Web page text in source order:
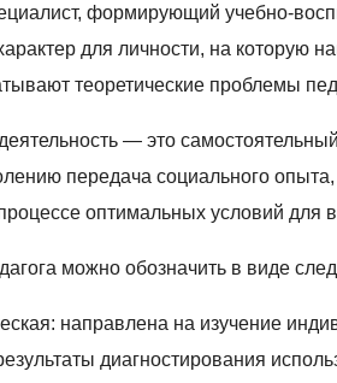
формирующий учебно-
для личности, на которую
теоретические проблемы
— это
передача социального
оптимальных условий для
можно обозначить в виде
направлена на изучение
диагностирования